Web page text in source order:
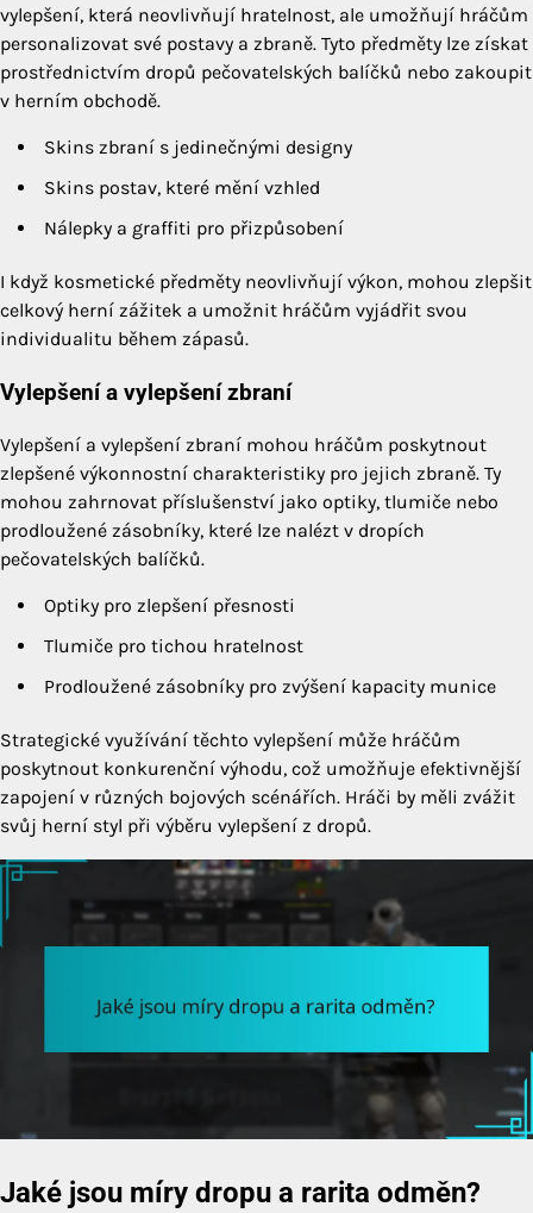
vylepšení, která neovlivňují hratelnost, ale umožňují hráčům
personalizovat své postavy a zbraně. Tyto předměty lze získat
prostřednictvím dropů pečovatelských balíčků nebo zakoupit
v herním obchodě.
Skins zbraní s jedinečnými designy
Skins postav, které mění vzhled
Nálepky a graffiti pro přizpůsobení
I když kosmetické předměty neovlivňují výkon, mohou zlepšit
celkový herní zážitek a umožnit hráčům vyjádřit svou
individualitu během zápasů.
Vylepšení a vylepšení zbraní
Vylepšení a vylepšení zbraní mohou hráčům poskytnout
zlepšené výkonnostní charakteristiky pro jejich zbraně. Ty
mohou zahrnovat příslušenství jako optiky, tlumiče nebo
prodloužené zásobníky, které lze nalézt v dropích
pečovatelských balíčků.
Optiky pro zlepšení přesnosti
Tlumiče pro tichou hratelnost
Prodloužené zásobníky pro zvýšení kapacity munice
Strategické využívání těchto vylepšení může hráčům
poskytnout konkurenční výhodu, což umožňuje efektivnější
zapojení v různých bojových scénářích. Hráči by měli zvážit
svůj herní styl při výběru vylepšení z dropů.
Jaké jsou míry dropu a rarita odměn?